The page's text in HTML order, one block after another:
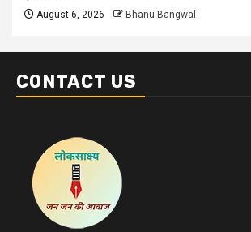
August 6, 2026 Bhanu Bangwal
CONTACT US